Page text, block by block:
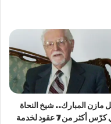
مازن المبارك.. شيخ النحاة
الذي كرّس أكثر من 7 عقود لخدمة